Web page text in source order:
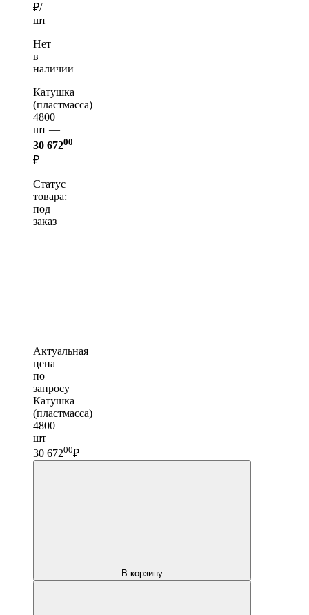
₽/
шт
Нет
в
наличии
Катушка
(пластмасса)
4800
шт —
30 67200
₽
Статус
товара:
под
заказ
Актуальная
цена
по
запросу
Катушка
(пластмасса)
4800
шт
30 67200₽
В корзину